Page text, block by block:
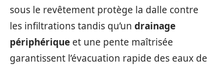
sous le revêtement protège la dalle contre
les infiltrations tandis qu’un drainage
périphérique et une pente maîtrisée
garantissent l’évacuation rapide des eaux de